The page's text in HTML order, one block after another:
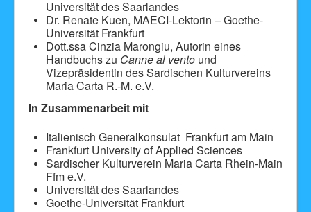
Universität des Saarlandes
Dr. Renate Kuen, MAECI-Lektorin – Goethe-
Universität Frankfurt
Dott.ssa Cinzia Marongiu, Autorin eines
Handbuchs zu Canne al vento und
Vizepräsidentin des Sardischen Kulturvereins
Maria Carta R.-M. e.V.
In Zusammenarbeit mit
Italienisch Generalkonsulat Frankfurt am Main
Frankfurt University of Applied Sciences
Sardischer Kulturverein Maria Carta Rhein-Main
Ffm e.V.
Universität des Saarlandes
Goethe-Universität Frankfurt